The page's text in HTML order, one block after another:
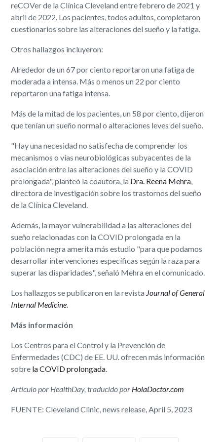
reCOVer de la Clínica Cleveland entre febrero de 2021 y
abril de 2022. Los pacientes, todos adultos, completaron
cuestionarios sobre las alteraciones del sueño y la fatiga.
Otros hallazgos incluyeron:
Alrededor de un 67 por ciento reportaron una fatiga de
moderada a intensa. Más o menos un 22 por ciento
reportaron una fatiga intensa.
Más de la mitad de los pacientes, un 58 por ciento, dijeron
que tenían un sueño normal o alteraciones leves del sueño.
"Hay una necesidad no satisfecha de comprender los
mecanismos o vías neurobiológicas subyacentes de la
asociación entre las alteraciones del sueño y la COVID
prolongada", planteó la coautora, la Dra. Reena Mehra,
directora de investigación sobre los trastornos del sueño
de la Clínica Cleveland.
Además, la mayor vulnerabilidad a las alteraciones del
sueño relacionadas con la COVID prolongada en la
población negra amerita más estudio "para que podamos
desarrollar intervenciones específicas según la raza para
superar las disparidades", señaló Mehra en el comunicado.
Los hallazgos se publicaron en la revista Journal of General
Internal Medicine.
Más información
Los Centros para el Control y la Prevención de
Enfermedades (CDC) de EE. UU. ofrecen más información
sobre la COVID prolongada.
Artículo por HealthDay, traducido por HolaDoctor.com
FUENTE: Cleveland Clinic, news release, April 5, 2023